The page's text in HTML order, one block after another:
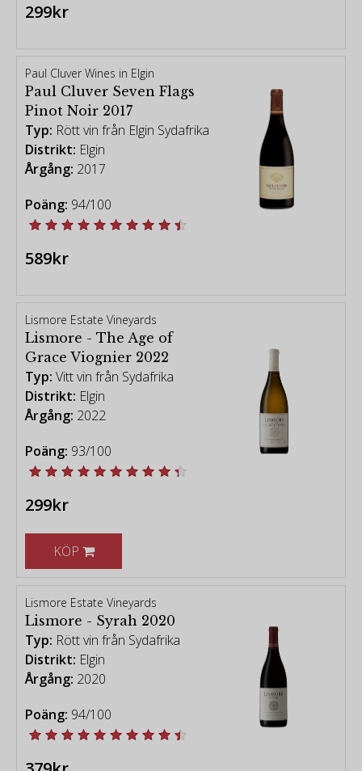
299kr
Paul Cluver Wines in Elgin
Paul Cluver Seven Flags
Pinot Noir 2017
Typ: Rött vin från Elgin Sydafrika
Distrikt: Elgin
Årgång: 2017
Poäng: 94/100
589kr
Lismore Estate Vineyards
Lismore - The Age of
Grace Viognier 2022
Typ: Vitt vin från Sydafrika
Distrikt: Elgin
Årgång: 2022
Poäng: 93/100
299kr
KÖP
Lismore Estate Vineyards
Lismore - Syrah 2020
Typ: Rött vin från Sydafrika
Distrikt: Elgin
Årgång: 2020
Poäng: 94/100